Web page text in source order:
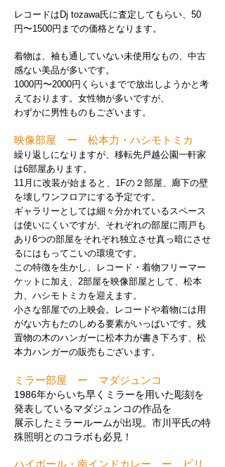
レコードはDj tozawa氏に査定してもらい、50
円〜1500円までの価格となります。
着物は、袖も通していない未使用なもの、中古
感ない美品が多いです。
1000円〜2000円くらいまでで放出しようかと考
えております。女性物が多いですが、
わずかに男性ものもございます。
映像部屋 ー 松本力・ハシモトミカ
繰り返しになりますが、移転先戸越公園一軒家
は6部屋あります。
11月に改装が始まると、 1Fの２部屋、廊下の壁
を壊しワンフロアにする予定です。
ギャラリーとしては細々分かれているスペース
は使いにくいですが、それぞれの部屋に雨戸も
あり6つの部屋をそれぞれ独立させ真っ暗にさせ
るにはもってこいの環境です。
この特徴を生かし、レコード・着物フリーマー
ケットに加え、2部屋を映像部屋として、 松本
力、ハシモトミカを迎えます。
小さな部屋での上映会。レコードや着物には用
がない方も たのしめる要素がいっぱいです。 残
置物の木のハンガーに松本力が書き下ろす、松
本力ハンガーの販売もございます。
ミラー部屋 ー マダジュンコ
1986年からいち早くミラーを用いた彫刻を
発表しているマダジュンコの作品を
展示したミラールームが出現。市川平氏の特
殊照明とのコラボも必見！
ハイボール・南インドカレー ー ビリ